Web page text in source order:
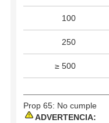
100
250
≥ 500
Prop 65: No cumple
ADVERTENCIA: